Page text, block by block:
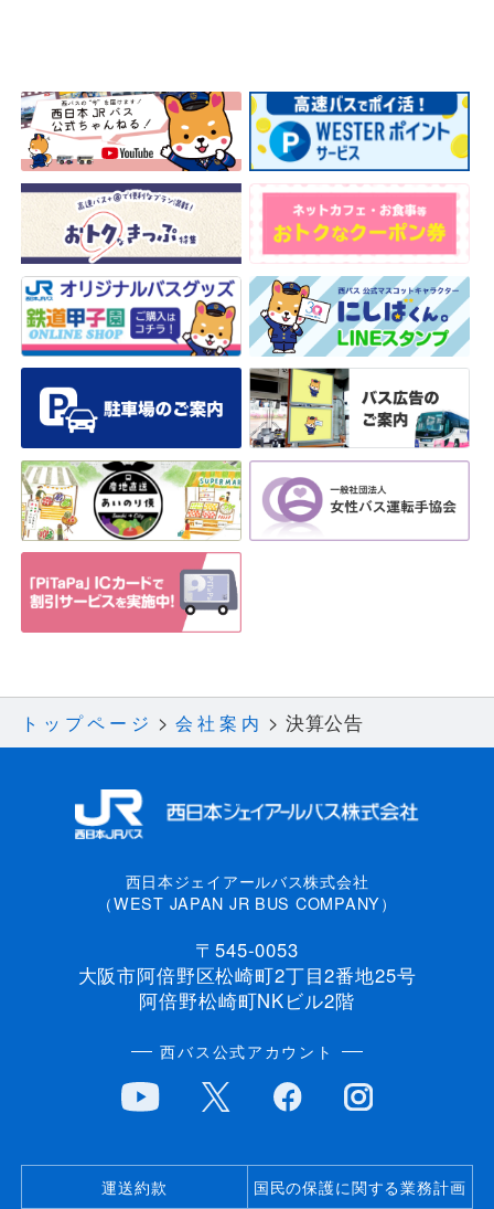
トップページ 会社案内 決算公告
西日本ジェイアールバス株式会社
（WEST JAPAN JR BUS COMPANY）
〒545-0053
大阪市阿倍野区松崎町2丁目2番地25号
阿倍野松崎町NKビル2階
西バス公式アカウント
運送約款 国民の保護に関する業務計画